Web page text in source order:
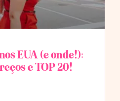
EUA (e onde!):
e TOP 20!